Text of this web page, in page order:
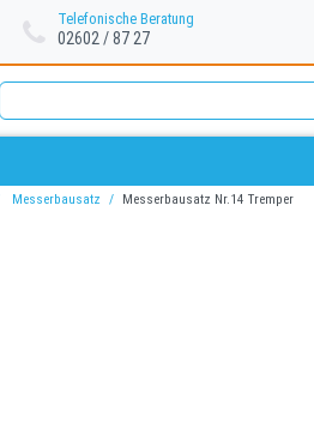
Telefonische Beratung
02602 / 87 27
Messerbausatz Messerbausatz Nr.14 Tremper